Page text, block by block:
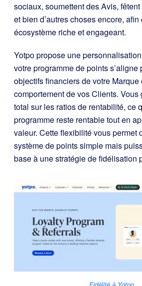
sociaux, soumettent des Avis,
et bien d’autres choses encore, afin
écosystème riche et engageant.
Yotpo propose une
votre programme de points
objectifs financiers de votre Marque
comportement de vos Clients.
total sur les ratios de rentabilité, ce
programme reste rentable tout en
valeur. Cette flexibilité vous permet
système de points simple mais
base à une stratégie de fidélisation